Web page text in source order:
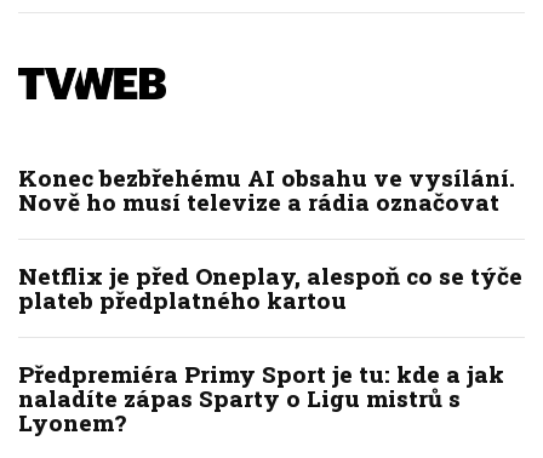
Konec bezbřehému AI obsahu ve vysílání.
Nově ho musí televize a rádia označovat
Netflix je před Oneplay, alespoň co se týče
plateb předplatného kartou
Předpremiéra Primy Sport je tu: kde a jak
naladíte zápas Sparty o Ligu mistrů s
Lyonem?